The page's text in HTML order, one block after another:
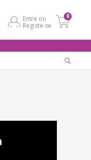
Entre ou
Registe-se
0